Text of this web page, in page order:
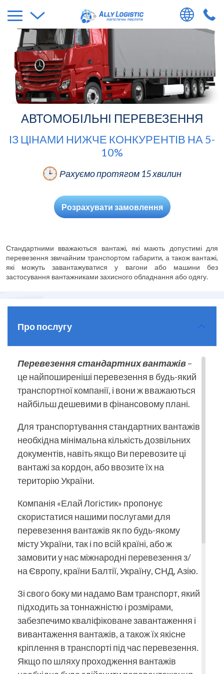
АВТОМОБІЛЬНІ ПЕРЕВЕЗЕННЯ
ІЗ ЦІНАМИ НИЖЧЕ КОНКУРЕНТІВ НА 5-
10%
Рахуємо протягом 15 хвилин
Розрахувати замовлення
Стандартними вважаються вантажі, які мають допустимі для
перевезення звичайним транспортом габарити, а також вантажі,
які можуть завантажуватися у вагони або машини без
застосування вантажниками захисного обладнання або одягу.
Про послугу
Перевезення стандартних вантажів–
це найпоширеніші перевезення в будь-який
транспортної компанії, і вони ж вважаються
найбільш дешевими в фінансовому плані.
Для транспортування стандартних вантажів
необхідна мінімальна кількість дозвільних
документів, навіть якщо Ви перевозите ці
вантажі за кордон, або ввозите їх на
територію України.
Компанія «Елай Логістик» пропонує
скористатися нашими послугами для
перевезення вантажів як по будь-якому
місту України, так і по всій країні, або ж
замовити у нас міжнародні перевезення з/
на Європу, країни Балтії, Україну, СНД, Азію.
Зі свого боку ми надамо Вам транспорт, який
підходить за тоннажністю і розмірами,
забезпечимо кваліфіковане завантаження і
вивантаження вантажів, а також їх якісне
кріплення в транспорті під час перевезення.
Якщо по шляху проходження вантажів